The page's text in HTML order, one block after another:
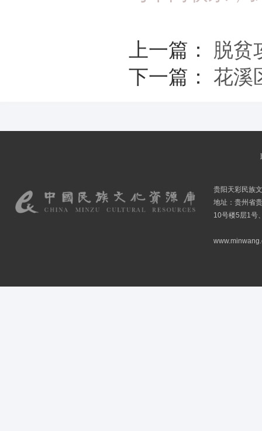
上一篇： 脱贫
下一篇： 花溪
贵阳天彩民族
地址：贵州省
10号楼5层1号